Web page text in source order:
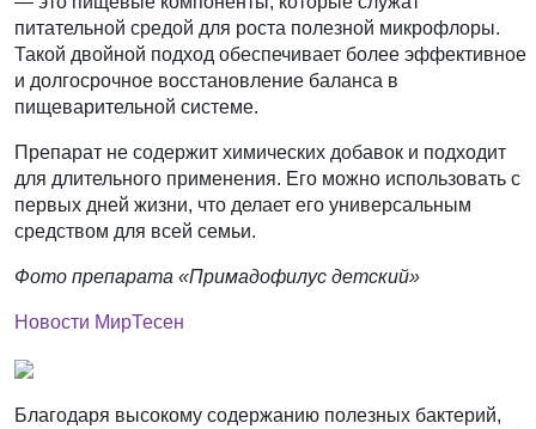
питательной средой для роста полезной микрофлоры.
Такой двойной подход обеспечивает более эффективное
и долгосрочное восстановление баланса в
пищеварительной системе.
Препарат не содержит химических добавок и подходит
для длительного применения. Его можно использовать с
первых дней жизни, что делает его универсальным
средством для всей семьи.
Фото препарата «Примадофилус детский»
Новости МирТесен
Благодаря высокому содержанию полезных бактерий,